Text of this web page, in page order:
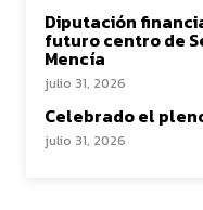
Diputación
futuro centro de
Mencía
julio 31, 2026
Celebrado el
julio 31, 2026